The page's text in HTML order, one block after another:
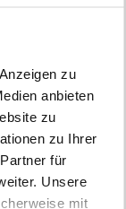
zu
anbieten
zu
zu Ihrer
für
Unsere
mit
Inhalte